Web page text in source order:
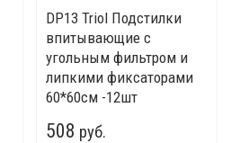
DP13 Triol Подстилки
впитывающие с
угольным фильтром и
липкими фиксаторами
60*60см -12шт
508 руб.